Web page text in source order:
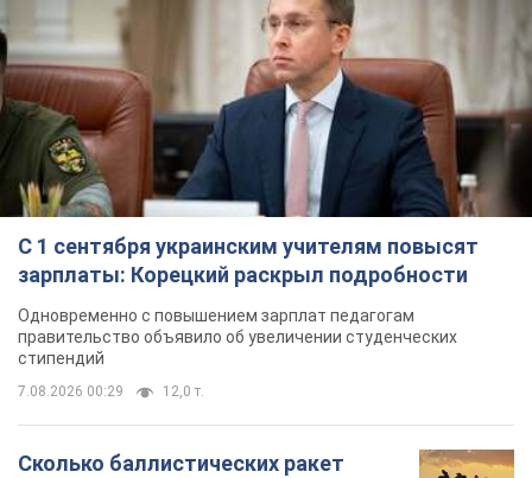
С 1 сентября украинским учителям повысят
зарплаты: Корецкий раскрыл подробности
Одновременно с повышением зарплат педагогам
правительство объявило об увеличении студенческих
стипендий
7.08.2026 00:29 12,0 т.
Сколько баллистических ракет